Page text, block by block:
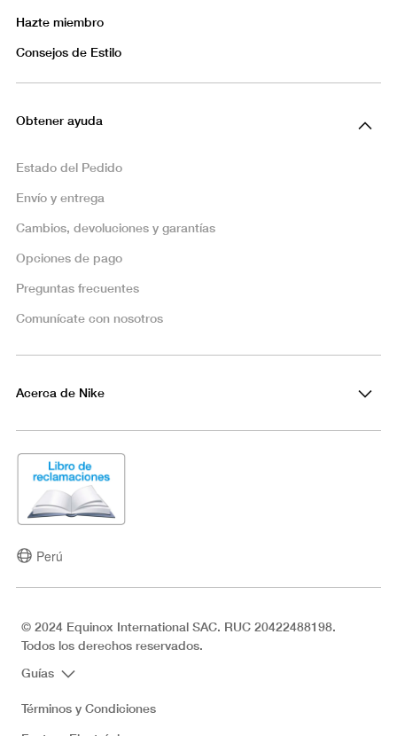
Hazte miembro
Consejos de Estilo
Obtener ayuda
Estado del Pedido
Envío y entrega
Cambios, devoluciones y garantías
Opciones de pago
Preguntas frecuentes
Comunícate con nosotros
Acerca de Nike
Perú
© 2024 Equinox International SAC. RUC 20422488198.
Todos los derechos reservados.
Guías
Términos y Condiciones